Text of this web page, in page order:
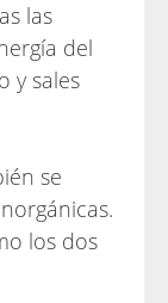
las
del
y sales
se
los dos